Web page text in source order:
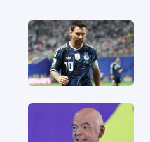
Whatsapp